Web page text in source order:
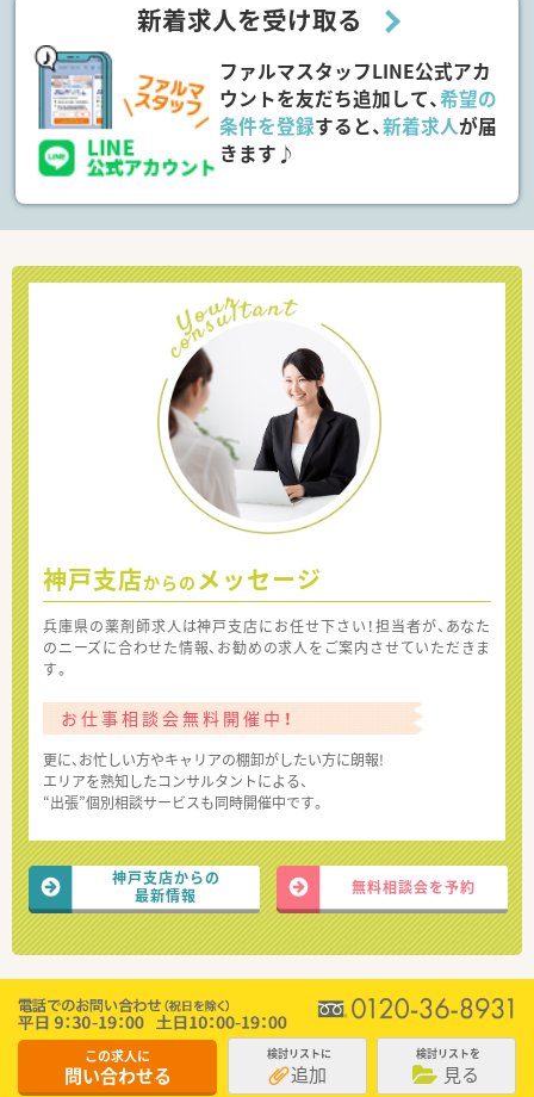
新着求人を受け取る
ファルマスタッフLINE公式アカ
ウントを友だち追加して、希望の
条件を登録すると、新着求人が届
きます♪
神戸支店からの メッセージ
兵庫県の薬剤師求人は神戸支店にお任せ下さい！担当者が、あなた
のニーズに合わせた情報、お勧めの求人をご案内させていただきま
す。
お仕事相談会無料開催中！
更に、お忙しい方やキャリアの棚卸がしたい方に朗報!
エリアを熟知したコンサルタントによる、
“出張”個別相談サービスも同時開催中です。
神戸支店からの
最新情報
無料相談会を予約
この求人に
問い合わせる
検討リストに
追加
検討リストを
見る